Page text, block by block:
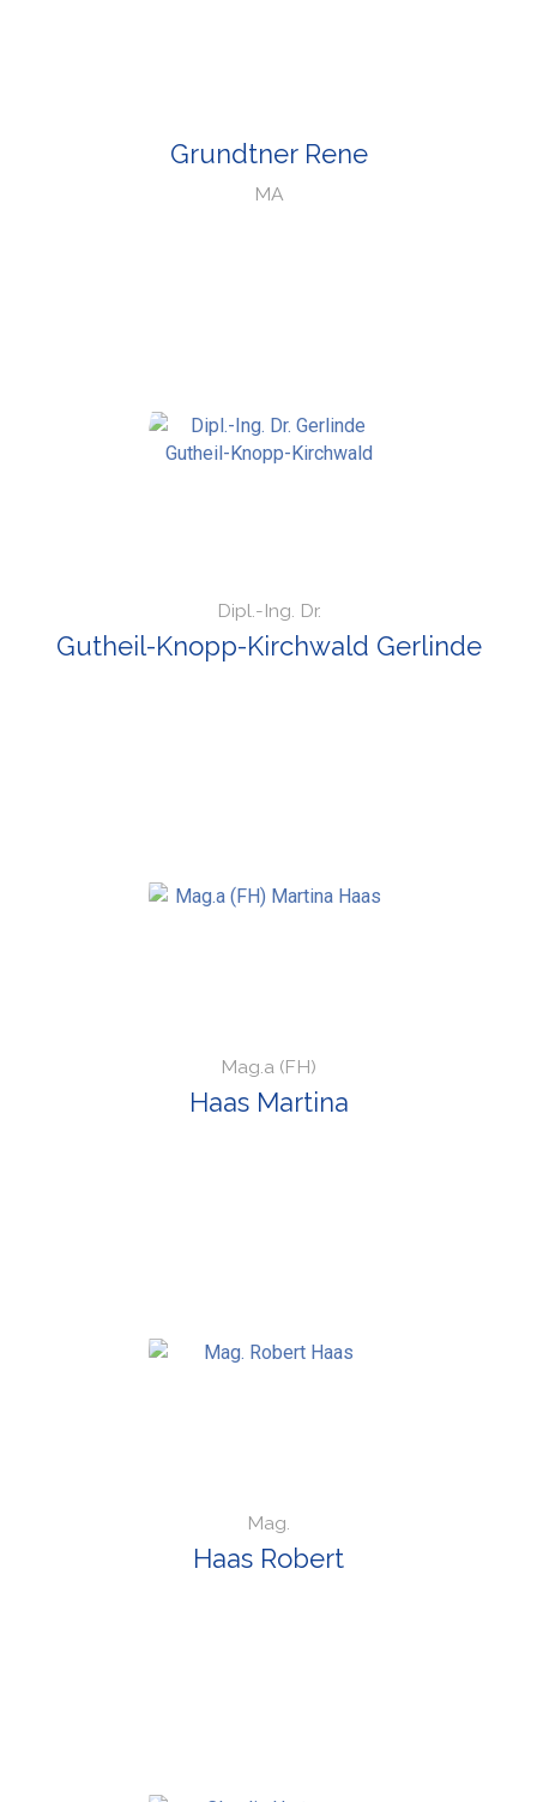
Grundtner Rene
MA
Dipl.-Ing. Dr.
Gutheil-Knopp-Kirchwald Gerlinde
Mag.a (FH)
Haas Martina
Mag.
Haas Robert